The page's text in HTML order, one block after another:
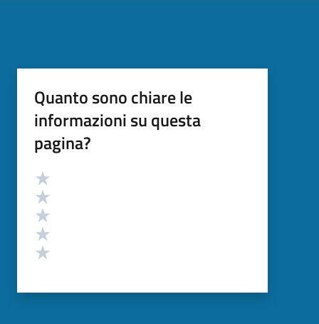
Quanto sono chiare le
informazioni su questa
pagina?
Valutazione